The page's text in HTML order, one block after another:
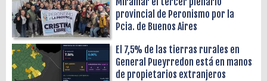
provincial de Peronismo por la
Pcia. de Buenos Aires
El 7,5% de las tierras rurales en
General Pueyrredon está en manos
de propietarios extranjeros